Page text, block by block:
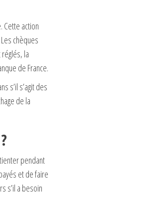
Cette action
chèques
la
de France.
s’il s’agit des
de la
pendant
et de faire
s’il a besoin